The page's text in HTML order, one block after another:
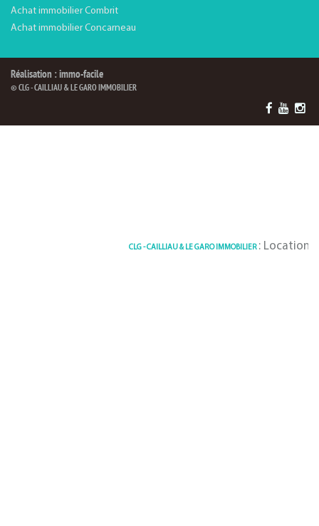
Achat immobilier Combrit
Achat immobilier Concarneau
Réalisation : immo-facile
© CLG - CAILLIAU & LE GARO IMMOBILIER
CLG - CAILLIAU & LE GARO IMMOBILIER: Location